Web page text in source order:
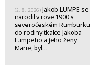
(2. 8. 2026) Jakob LUMPE se
narodil v rove 1900 v
severočeském Rumburku
do rodiny tkalce Jakoba
Lumpeho a jeho ženy
Marie, byl…